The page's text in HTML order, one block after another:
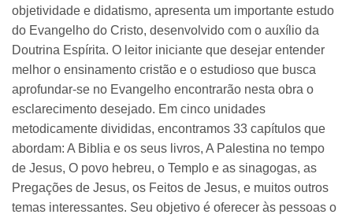
objetividade e didatismo, apresenta um importante estudo
do Evangelho do Cristo, desenvolvido com o auxílio da
Doutrina Espírita. O leitor iniciante que desejar entender
melhor o ensinamento cristão e o estudioso que busca
aprofundar-se no Evangelho encontrarão nesta obra o
esclarecimento desejado. Em cinco unidades
metodicamente divididas, encontramos 33 capítulos que
abordam: A Biblia e os seus livros, A Palestina no tempo
de Jesus, O povo hebreu, o Templo e as sinagogas, as
Pregações de Jesus, os Feitos de Jesus, e muitos outros
temas interessantes. Seu objetivo é oferecer às pessoas o